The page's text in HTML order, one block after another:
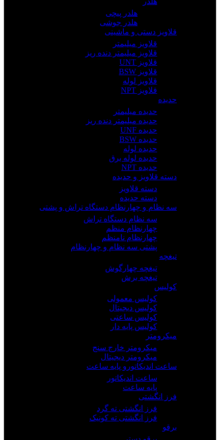
هلدر پیچی
هلدر جوشی
قلاویز دستی و ماشینی
قلاویز میلیمتر
قلاویز میلیمتر دنده ریز
قلاویز UNT
قلاویز BSW
قلاویز لوله
قلاویز NPT
حدیده
حدیده میلیمتر
حدیده میلیمتر دنده ریز
حدیده UNF
حدیده BSW
حدیده لوله
حدیده لوله برق
حدیده NPT
دسته قلاویز و حدیده
دسته قلاویز
دسته حدیده
سه نظام و چهارنظام دستگاه تراش و پشتی
سه نظام دستگاه تراش
چهارنظام منظم
چهارنظام نامنظم
پشتی سه نظام و چهارنظام
تیغچه
تیغچه چهارگوش
تیغچه برش
کولیس
کولیس معمولی
کولیس دیجیتال
کولیس ساعتی
کولیس پایه دار
میکرومتر
میکرومتر خارج سنج
میکرومتر دیجیتال
ساعت اندیکاتورو پایه ساعت
ساعت اندیکاتور
پایه ساعت
فرز انگشتی
فرز انگشتی ته گرد
فرز انگشتی ته کونیک
برقو